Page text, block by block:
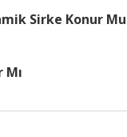
Sirke Konur Mu
Mı